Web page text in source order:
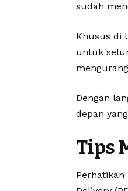
sudah
Khusus di
untuk
Dengan
depan
Tips